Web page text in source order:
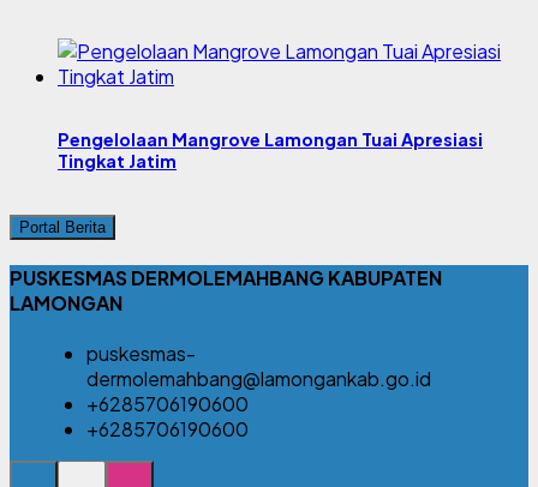
Pengelolaan Mangrove Lamongan Tuai Apresiasi
Tingkat Jatim
Portal Berita
PUSKESMAS DERMOLEMAHBANG KABUPATEN
LAMONGAN
puskesmas-
dermolemahbang@lamongankab.go.id
+6285706190600
+6285706190600